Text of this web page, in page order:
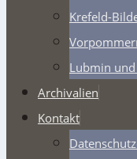
Krefeld-
Lubmin
Archivalien
Kontakt